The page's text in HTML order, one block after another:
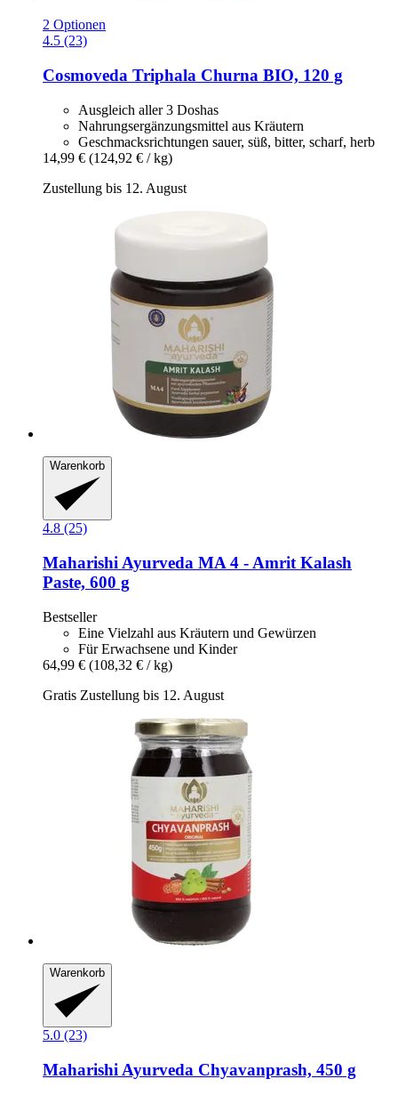
2 Optionen
4.5 (23)
Cosmoveda Triphala Churna BIO, 120 g
Ausgleich aller 3 Doshas
Nahrungsergänzungsmittel aus Kräutern
Geschmacksrichtungen sauer, süß, bitter, scharf, herb
14,99 € (124,92 € / kg)
Zustellung bis 12. August
Warenkorb
4.8 (25)
Maharishi Ayurveda MA 4 -​ Amrit Kalash
Paste, 600 g
Bestseller
Eine Vielzahl aus Kräutern und Gewürzen
Für Erwachsene und Kinder
64,99 € (108,32 € / kg)
Gratis Zustellung bis 12. August
Warenkorb
5.0 (23)
Maharishi Ayurveda Chyavanprash, 450 g